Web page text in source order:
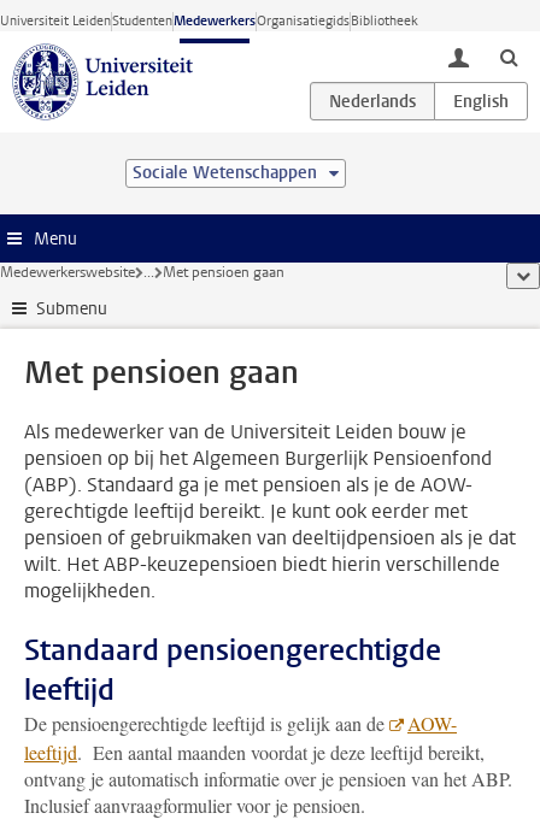
Ga direct naar de inhoud
Universiteit LeidenStudentenMedewerkersOrganisatiegidsBibliotheek
toggle
Sociale Wetenschappen
Menu
Medewerkerswebsite ... Met pensioen gaan
Submenu
Met pensioen gaan
Als medewerker van de Universiteit Leiden bouw je
pensioen op bij het Algemeen Burgerlijk Pensioenfond
(ABP). Standaard ga je met pensioen als je de AOW-
gerechtigde leeftijd bereikt. Je kunt ook eerder met
pensioen of gebruikmaken van deeltijdpensioen als je dat
wilt. Het ABP-keuzepensioen biedt hierin verschillende
mogelijkheden.
Standaard pensioengerechtigde
leeftijd
De pensioengerechtigde leeftijd is gelijk aan de
AOW-
leeftijd. Een aantal maanden voordat je deze leeftijd bereikt,
ontvang je automatisch informatie over je pensioen van het ABP.
Inclusief aanvraagformulier voor je pensioen.